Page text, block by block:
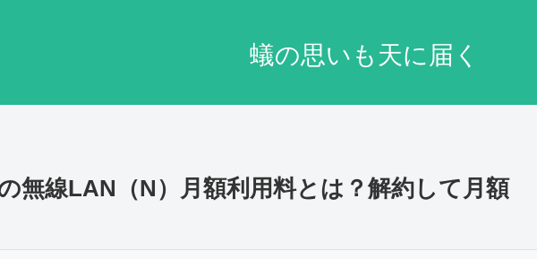
蟻の思いも天に届く
無線LAN（N）月額利用料とは？解約して月額